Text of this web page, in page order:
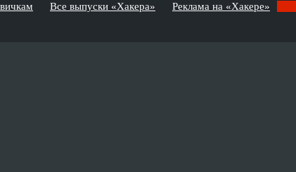
Все выпуски «Хакера» Реклама на «Хакере»